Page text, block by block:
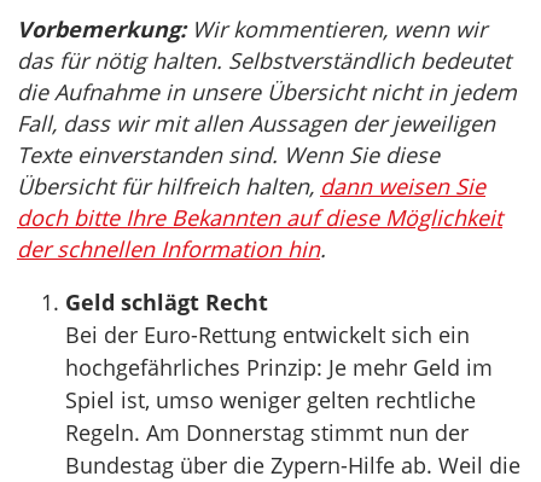
Vorbemerkung:Wir kommentieren, wenn wir
das für nötig halten. Selbstverständlich bedeutet
die Aufnahme in unsere Übersicht nicht in jedem
Fall, dass wir mit allen Aussagen der jeweiligen
Texte einverstanden sind. Wenn Sie diese
Übersicht für hilfreich halten, dann weisen Sie
doch bitte Ihre Bekannten auf diese Möglichkeit
der schnellen Information hin.
Geld schlägt Recht
Bei der Euro-Rettung entwickelt sich ein
hochgefährliches Prinzip: Je mehr Geld im
Spiel ist, umso weniger gelten rechtliche
Regeln. Am Donnerstag stimmt nun der
Bundestag über die Zypern-Hilfe ab. Weil die